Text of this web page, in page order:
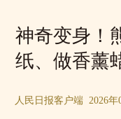
神奇变身！
纸、做香薰
人民日报客户端 2026年